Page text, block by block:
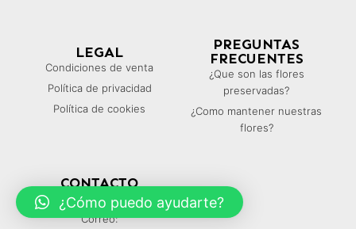
LEGAL
Condiciones de venta
Política de privacidad
Política de cookies
PREGUNTAS
FRECUENTES
¿Que son las flores
preservadas?
¿Como mantener nuestras
flores?
CONTACTO
Teléfono: (+34) 616 339 685
Correo:
¿Cómo puedo ayudarte?